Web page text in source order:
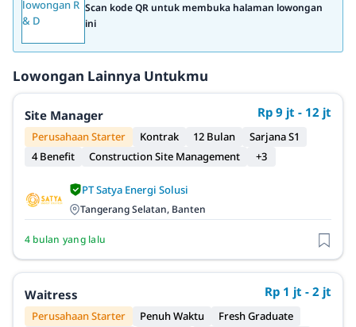
Scan kode QR untuk membuka halaman lowongan
ini
Lowongan Lainnya Untukmu
Site Manager Rp 9 jt - 12 jt
Perusahaan Starter Kontrak 12 Bulan
Sarjana S1
4 Benefit
Construction Site Management +3
PT Satya Energi Solusi
Tangerang Selatan, Banten
4 bulan yang lalu
Waitress Rp 1 jt - 2 jt
Perusahaan Starter Penuh Waktu
Fresh Graduate